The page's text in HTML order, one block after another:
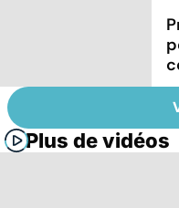
Plus de vidéos